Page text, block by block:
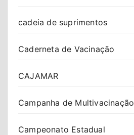
cadeia de suprimentos
Caderneta de Vacinação
CAJAMAR
Campanha de Multivacinação
Campeonato Estadual